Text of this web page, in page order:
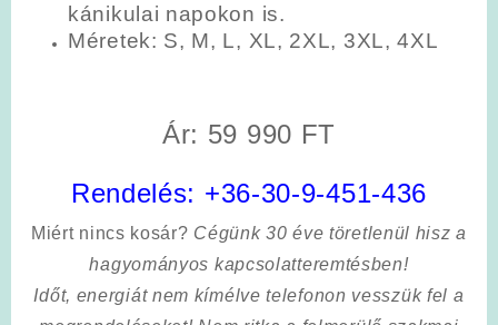
kánikulai napokon is.
Méretek: S, M, L, XL, 2XL, 3XL, 4XL
Ár: 59 990 FT
Rendelés: +36-30-9-451-436
Miért nincs kosár? Cégünk 30 éve töretlenül hisz a
hagyományos kapcsolatteremtésben!
Időt, energiát nem kímélvetelefonon vesszük fel a